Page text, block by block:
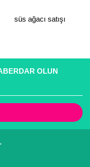
süs ağacı satışı
OLUN